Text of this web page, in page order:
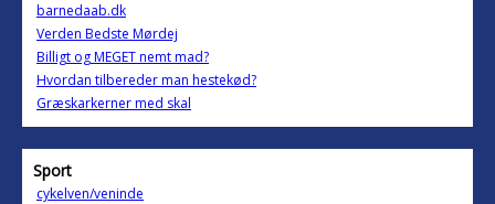
barnedaab.dk
Verden Bedste Mørdej
Billigt og MEGET nemt mad?
Hvordan tilbereder man hestekød?
Græskarkerner med skal
Sport
cykelven/veninde